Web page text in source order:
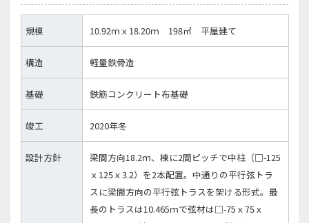
規模 10.92ｍｘ18.20ｍ 198㎡ 平屋建て
構造 軽量鉄骨造
基礎 鉄筋コンクリート布基礎
竣工 2020年冬
設計方針
梁間方向18.2ｍ、棟に2間ピッチで中柱（□-125
ｘ125ｘ3.2）を2本配置。中通りの平行弦トラ
スに梁間方向の平行弦トラスを架ける形式。最
長のトラスは10.465ｍで弦材は□-75ｘ75ｘ